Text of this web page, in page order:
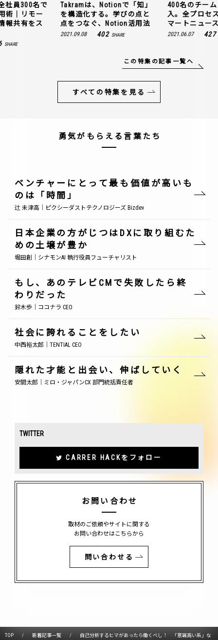
社員300名で
術｜リモー
報共有をス
SHARE
Takramは、Notionで「知」
を構造化する。学びの点と
点をつなぐ、Notion活用法
2021.09.08 402 SHARE
400名のチー
入。全プロセ
マートニュー
2021.06.07 427
この特集の記事一覧へ
すべての特集を見る
勇気がもらえる言葉たち
ベンチャーにとって最も価値が高いも
のは「時間」
辻 未津高｜ピクシーダストテクノロジーズ Bizdev
日本企業の方がじつはDXに取り組むた
めの土壌が豊か
堀田創｜シナモンAI 執行役員フューチャリスト
もし、あのテレビCMで失敗したら終
わりだった
鈴木歩｜ココナラ CEO
社会に誇れることをしたい
中西裕太郎｜TENTIAL CEO
隠れた才能と出会い、伸ばしていく
安間太郎｜ミロ・ジャパンCX 部門統括責任者
TWITTER
CARRER HACKをフォロー
お問い合わせ
取材のご依頼やサイトに関する
お問い合わせはこちらから
問い合わせる
TOP 新着記事一覧 自己分析するヒマがあったら働くべし！ 「意識高い系」な